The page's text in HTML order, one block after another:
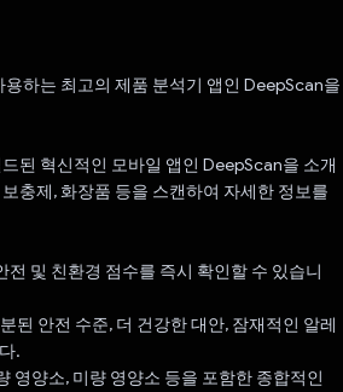
하는 최고의 제품 분석기 앱인 DeepScan을
된 혁신적인 모바일 앱인 DeepScan을 소개
충제, 화장품 등을 스캔하여 자세한 정보를
전 및 친환경 점수를 즉시 확인할 수 있습니
된 안전 수준, 더 건강한 대안, 잠재적인 알레
.
영양소, 미량 영양소 등을 포함한 종합적인